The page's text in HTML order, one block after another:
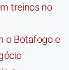
treinos no
o Botafogo e